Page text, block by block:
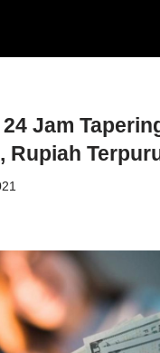
Jam
Rupiah